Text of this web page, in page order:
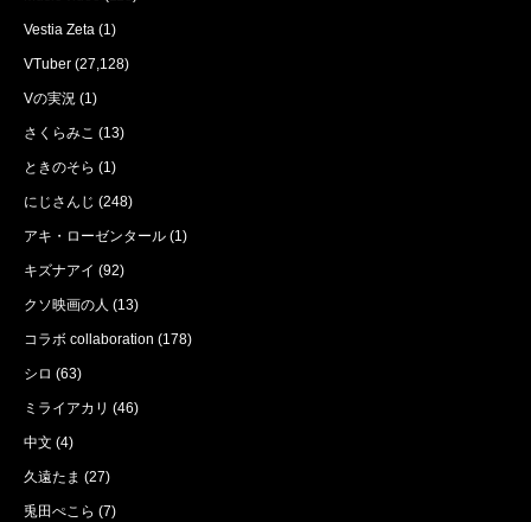
Vestia Zeta (1)
VTuber (27,128)
Vの実況 (1)
さくらみこ (13)
ときのそら (1)
にじさんじ (248)
アキ・ローゼンタール (1)
キズナアイ (92)
クソ映画の人 (13)
コラボ collaboration (178)
シロ (63)
ミライアカリ (46)
中文 (4)
久遠たま (27)
兎田ぺこら (7)